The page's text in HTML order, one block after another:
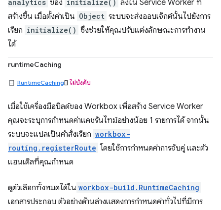
analytics ของ initialize() ลงใน Service Worker ที่
สร้างขึ้น เมื่อตั้งค่าเป็น Object ระบบจะส่งออบเจ็กต์นั้นไปยังการ
เรียก initialize() ซึ่งช่วยให้คุณปรับแต่งลักษณะการทำงาน
ได้
runtimeCaching
RuntimeCaching[] ไม่บังคับ
เมื่อใช้เครื่องมือบิลด์ของ Workbox เพื่อสร้าง Service Worker
คุณจะระบุการกำหนดค่าแคชรันไทม์อย่างน้อย 1 รายการได้ จากนั้น
ระบบจะแปลเป็นคำสั่งเรียก workbox-
routing.registerRoute โดยใช้การกำหนดค่าการจับคู่ และตัว
แฮนเดิลที่คุณกำหนด
ดูตัวเลือกทั้งหมดได้ใน workbox-build.RuntimeCaching
เอกสารประกอบ ตัวอย่างด้านล่างแสดงการกำหนดค่าทั่วไปที่มีการ